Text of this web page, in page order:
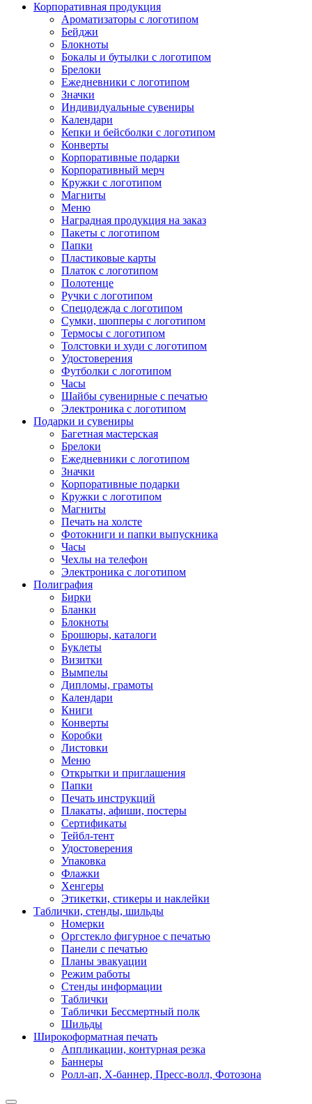
Корпоративная продукция
Ароматизаторы с логотипом
Бейджи
Блокноты
Бокалы и бутылки с логотипом
Брелоки
Ежедневники с логотипом
Значки
Индивидуальные сувениры
Календари
Кепки и бейсболки с логотипом
Конверты
Корпоративные подарки
Корпоративный мерч
Кружки с логотипом
Магниты
Меню
Наградная продукция на заказ
Пакеты с логотипом
Папки
Пластиковые карты
Платок с логотипом
Полотенце
Ручки с логотипом
Спецодежда с логотипом
Сумки, шопперы с логотипом
Термосы с логотипом
Толстовки и худи с логотипом
Удостоверения
Футболки с логотипом
Часы
Шайбы сувенирные с печатью
Электроника с логотипом
Подарки и сувениры
Багетная мастерская
Брелоки
Ежедневники с логотипом
Значки
Корпоративные подарки
Кружки с логотипом
Магниты
Печать на холсте
Фотокниги и папки выпускника
Часы
Чехлы на телефон
Электроника с логотипом
Полиграфия
Бирки
Бланки
Блокноты
Брошюры, каталоги
Буклеты
Визитки
Вымпелы
Дипломы, грамоты
Календари
Книги
Конверты
Коробки
Листовки
Меню
Открытки и приглашения
Папки
Печать инструкций
Плакаты, афиши, постеры
Сертификаты
Тейбл-тент
Удостоверения
Упаковка
Флажки
Хенгеры
Этикетки, стикеры и наклейки
Таблички, стенды, шильды
Номерки
Оргстекло фигурное с печатью
Панели с печатью
Планы эвакуации
Режим работы
Стенды информации
Таблички
Таблички Бессмертный полк
Шильды
Широкоформатная печать
Аппликации, контурная резка
Баннеры
Ролл-ап, X-баннер, Пресс-волл, Фотозона